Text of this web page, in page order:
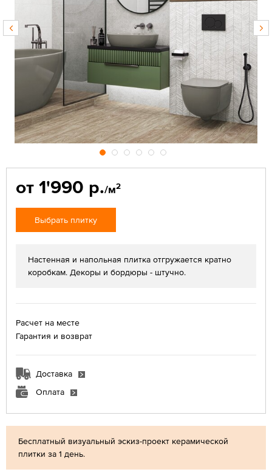
Бесплатный визуальный эскиз-проект керамической
плитки за 1 день.
от 1'990 р./м2
Выбрать плитку
Настенная и напольная плитка отгружается кратно
коробкам. Декоры и бордюры - штучно.
Расчет на месте
Гарантия и возврат
Доставка
Оплата